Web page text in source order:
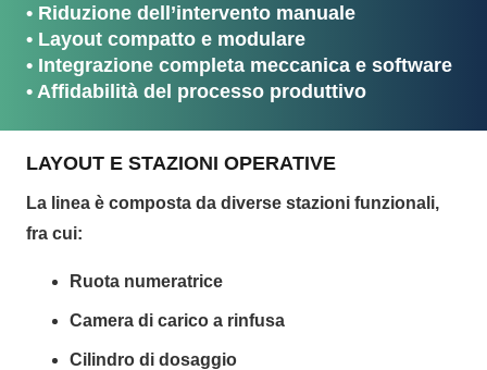
• Riduzione dell’intervento manuale
• Layout compatto e modulare
• Integrazione completa meccanica e software
• Affidabilità del processo produttivo
LAYOUT E STAZIONI OPERATIVE
La linea è composta da diverse stazioni funzionali,
fra cui:
Ruota numeratrice
Camera di carico a rinfusa
Cilindro di dosaggio